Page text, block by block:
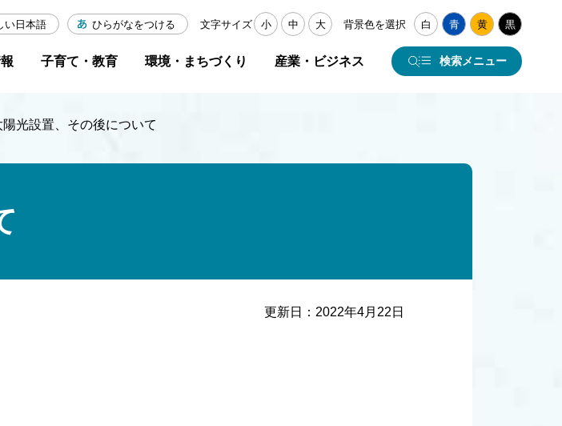
い日本語 ひらがなをつける 文字サイズ 小 中 大 背景色を選択 白 青 黄 黒
子育て・教育 環境・まちづくり 産業・ビジネス 検索メニュー
陽光設置、その後について
更新日： 2022年4月22日